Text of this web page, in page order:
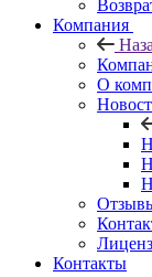
Компания
О
Контакты